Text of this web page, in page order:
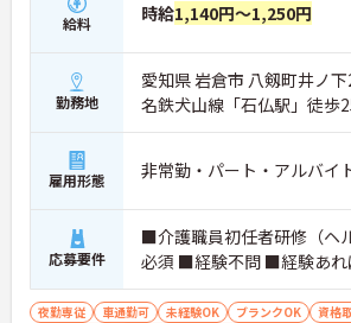
給料 時給1,140円～1,250円
勤務地
愛知県 岩倉市 八剱町井ノ
名鉄犬山線「石仏駅」徒歩
雇用形態 非常勤・パート・アルバイ
応募要件
■介護職員初任者研修（ヘ
必須 ■経験不問 ■経験あれ
夜勤専従 車通勤可 未経験OK ブランクOK
資格